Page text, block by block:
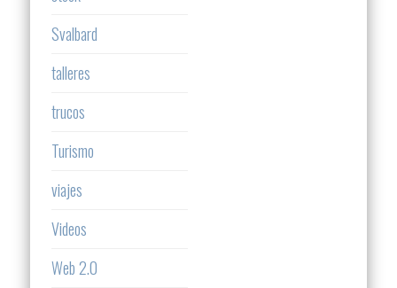
Svalbard
talleres
trucos
Turismo
viajes
Videos
Web 2.0